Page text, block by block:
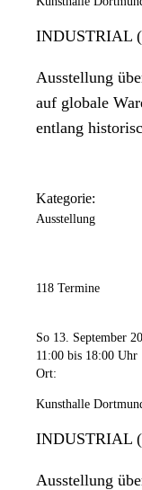
INDUSTRIAL
Ausstellung
auf globale
entlang
Kategorie:
Ausstellung
118 Termine
So 13. September
11:00 bis 18:00 Uhr
Ort:
Kunsthalle
INDUSTRIAL
Ausstellung